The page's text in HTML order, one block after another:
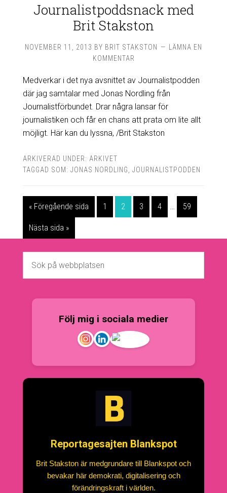
Journalistpoddsnack med
Brit Stakston
NOVEMBER 11, 2013 BY BRIT STAKSTON
LÄMNA EN
KOMMENTAR
Medverkar i det nya avsnittet av Journalistpodden
där jag samtalar med Jonas Nordling från
Journalistförbundet. Drar några lansar för
journalistiken och får en chans att prata om lite allt
möjligt. Här kan du lyssna, /Brit Stakston
ARKIVERAD UNDER: ARKIVET
TAGGAD SOM: JONAS NORDLING JOURNALISTPODDEN
« Föregående sida 1 2 3 4 59
Nästa sida »
Följ mig i sociala medier
Reportagesajten Blankspot
Brit Stakston är medgrundare till Blankspot och
bevakar här demokrati, digitalisering och
förändringskraft i världen.